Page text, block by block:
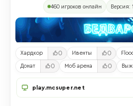
460 игроков онлайн Версия:
Хардкор 0 Ивенты 0
Донат 0 Моб арена 0
play.mcsuper.net